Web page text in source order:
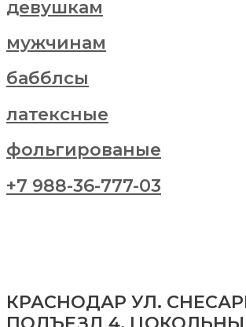
девушкам
мужчинам
бабблсы
латексные
фольгированые
+7 988-36-777-03
КРАСНОДАР УЛ.